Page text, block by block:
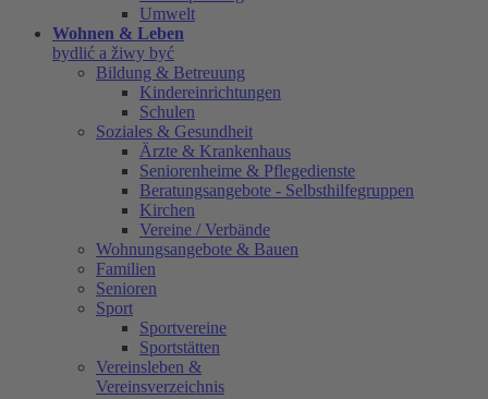
Umwelt
Wohnen & Leben
bydlić a žiwy być
Bildung & Betreuung
Kindereinrichtungen
Schulen
Soziales & Gesundheit
Ärzte & Krankenhaus
Seniorenheime & Pflegedienste
Beratungsangebote - Selbsthilfegruppen
Kirchen
Vereine / Verbände
Wohnungsangebote & Bauen
Familien
Senioren
Sport
Sportvereine
Sportstätten
Vereinsleben &
Vereinsverzeichnis